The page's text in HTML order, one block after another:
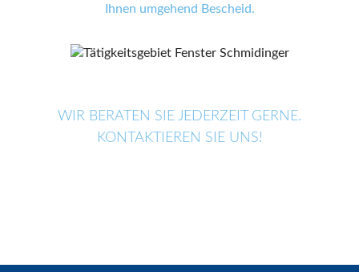
Ihnen umgehend Bescheid.
WIR BERATEN SIE JEDERZEIT GERNE.
KONTAKTIEREN SIE UNS!